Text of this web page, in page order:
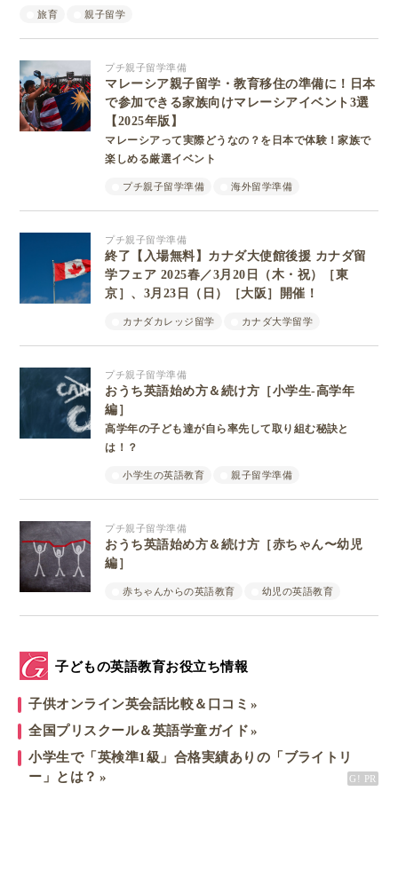
旅育 親子留学
プチ親子留学準備
マレーシア親子留学・教育移住の準備に！日本
で参加できる家族向けマレーシアイベント3選
【2025年版】
マレーシアって実際どうなの？を日本で体験！家族で
楽しめる厳選イベント
プチ親子留学準備 海外留学準備
プチ親子留学準備
終了【入場無料】カナダ大使館後援 カナダ留
学フェア 2025春／3月20日（木・祝）［東
京］、3月23日（日）［大阪］開催！
カナダカレッジ留学 カナダ大学留学
プチ親子留学準備
おうち英語始め方＆続け方［小学生-高学年
編］
高学年の子ども達が自ら率先して取り組む秘訣と
は！？
小学生の英語教育 親子留学準備
プチ親子留学準備
おうち英語始め方＆続け方［赤ちゃん〜幼児
編］
赤ちゃんからの英語教育 幼児の英語教育
子どもの英語教育お役立ち情報
子供オンライン英会話比較＆口コミ
全国プリスクール＆英語学童ガイド
小学生で「英検準1級」合格実績ありの「ブライトリ
ー」とは？